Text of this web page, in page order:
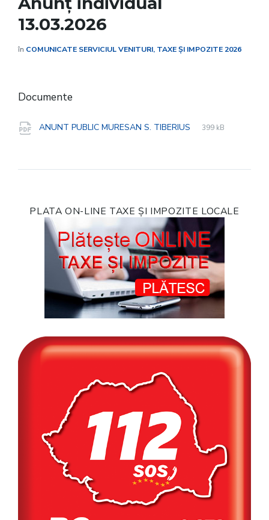
13.03.2026
în COMUNICATE SERVICIUL VENITURI, TAXE ȘI IMPOZITE 2026
Documente
ANUNT PUBLIC MURESAN S. TIBERIUS
File
pdf
File
399 kB
PLATA ON-LINE TAXE ȘI IMPOZITE LOCALE